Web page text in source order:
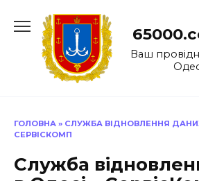
до
Ваш
ГОЛОВНА » СЛУЖБА ВІДНОВЛЕННЯ
СЕРВІСКОМП
Служба